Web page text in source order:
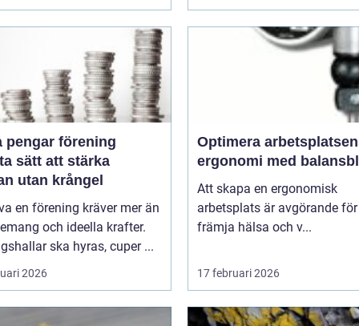
pengar förening
sätt att stärka
utan krångel
en förening kräver mer än
och ideella krafter.
ska hyras, cuper ...
2026
Optimera
ergonomi med
Att skapa en ergonomisk
arbetsplats är avgörande
främja hälsa och v...
17 februari 2026